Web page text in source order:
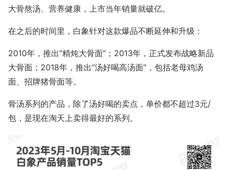
大骨熬汤、营养健康，上市当年销量就破亿。
在之后的时间里，白象针对这款爆品不断延伸和升级：
2010年，推出“精炖大骨面”；2013年，正式发布战略新品
大骨面；2018年，推出“汤好喝高汤面”，包括老母鸡汤
面、招牌猪骨面等。
骨汤系列的产品，除了汤好喝的卖点，单价都不超过3元/
包，是现在淘天上卖得最好的系列。